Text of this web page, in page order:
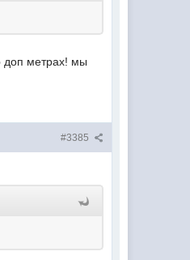
доп метрах! мы
#3385